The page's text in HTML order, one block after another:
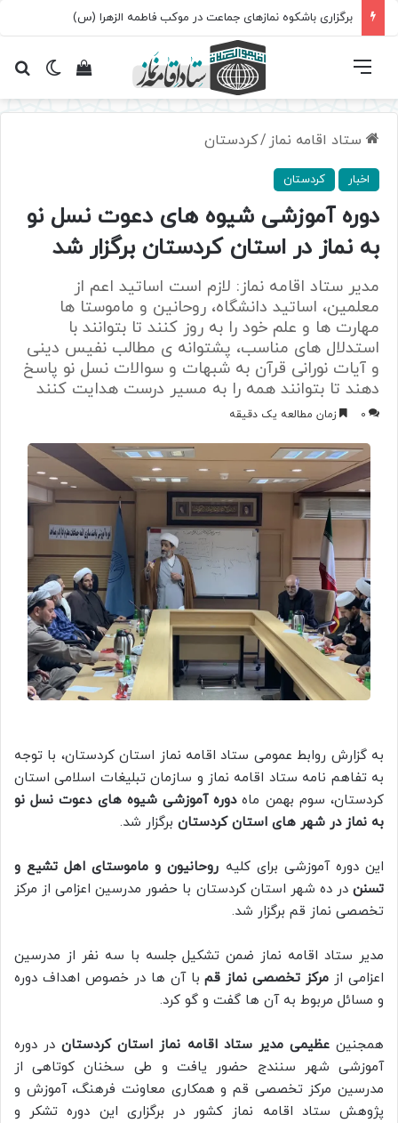
برگزاری باشکوه نمازهای جماعت در موکب فاطمه الزهرا (س)
تغییرمشاهده فهرست
ستاد اقامه نماز /کردستان
اخبار کردستان
دوره آموزشی شیوه های دعوت نسل نو
به نماز در استان کردستان برگزار شد
مدیر ستاد اقامه نماز: لازم است اساتید اعم از
معلمین، اساتید دانشگاه، روحانین و ماموستا ها
مهارت ها و علم خود را به روز کنند تا بتوانند با
استدلال های مناسب، پشتوانه ی مطالب نفیس دینی
و آیات نورانی قرآن به شبهات و سوالات نسل نو پاسخ
دهند تا بتوانند همه را به مسیر درست هدایت کنند
0 زمان مطالعه یک دقیقه
به گزارش روابط عمومی ستاد اقامه نماز استان کردستان، با توجه
به تفاهم نامه ستاد اقامه نماز و سازمان تبلیغات اسلامی استان
کردستان، سوم بهمن ماهدوره آموزشی شیوه های دعوت نسل نو
به نماز در شهر های استان کردستان برگزار شد.
این دوره آموزشی برای کلیه روحانیون و ماموستای اهل تشیع و
تسنن در ده شهر استان کردستان با حضور مدرسین اعزامی از مرکز
تخصصی نماز قم برگزار شد.
مدیر ستاد اقامه نماز ضمن تشکیل جلسه با سه نفر از مدرسین
اعزامی از مرکز تخصصی نماز قمبا آن ها در خصوص اهداف دوره
و مسائل مربوط به آن ها گفت و گو کرد.
همجنینعظیمی مدیر ستاد اقامه نماز استان کردستاندر دوره
آموزشی شهر سنندج حضور یافت و طی سخنان کوتاهی از
مدرسین مرکز تخصصی قم و همکاری معاونت فرهنگ، آموزش و
پژوهش ستاد اقامه نماز کشور در برگزاری این دوره تشکر و